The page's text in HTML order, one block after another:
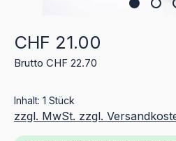
Regulärer Preis:
CHF 21.00
Brutto CHF 22.70
Inhalt: 1 Stück
zzgl. MwSt. zzgl.